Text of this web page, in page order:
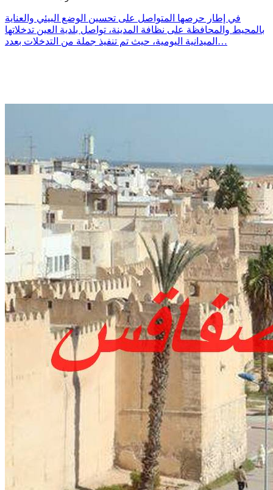
في إطار حرصها المتواصل على تحسين الوضع البيئي والعناية
بالمحيط والمحافظة على نظافة المدينة، تواصل بلدية العين تدخلاتها
الميدانية اليومية، حيث تم تنفيذ جملة من التدخلات بعدد…